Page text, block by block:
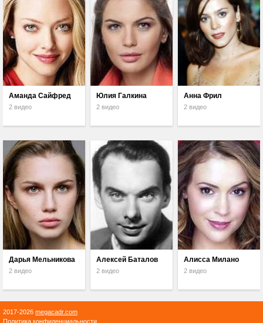
Аманда Сайфред
2 видео
Юлия Галкина
2 видео
Анна Фрил
2 видео
Дарья Мельникова
2 видео
Алексей Баталов
2 видео
Алисса Милано
2 видео
2017-2026 megacadr.com
Политика конфиденциальности